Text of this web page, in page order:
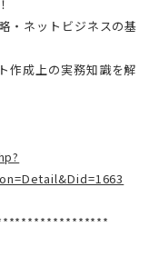
・ネットビジネスの基
作成上の実務知識を解